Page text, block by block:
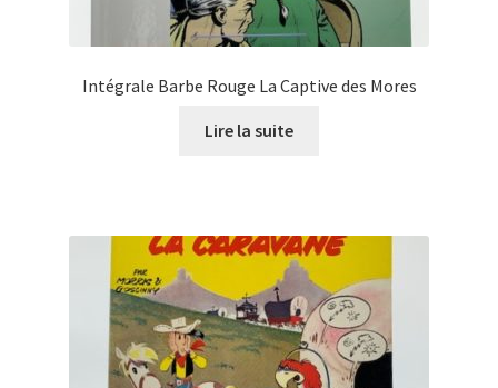
Intégrale Barbe Rouge La Captive des Mores
Lire la suite